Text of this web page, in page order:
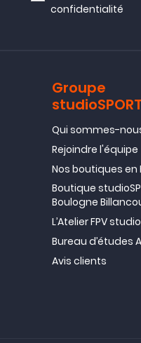
confidentialité
Groupe
studioSPORT
Qui sommes-
Rejoindre l'équipe
Nos boutiques en
Boutique
Boulogne
L’Atelier FPV
Bureau d’études
Avis clients